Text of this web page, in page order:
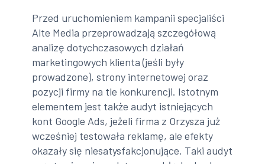
Przed uruchomieniem kampanii specjaliści
Alte Media przeprowadzają szczegółową
analizę dotychczasowych działań
marketingowych klienta (jeśli były
prowadzone), strony internetowej oraz
pozycji firmy na tle konkurencji. Istotnym
elementem jest także audyt istniejących
kont Google Ads, jeżeli firma z Orzysza już
wcześniej testowała reklamę, ale efekty
okazały się niesatysfakcjonujące. Taki audyt